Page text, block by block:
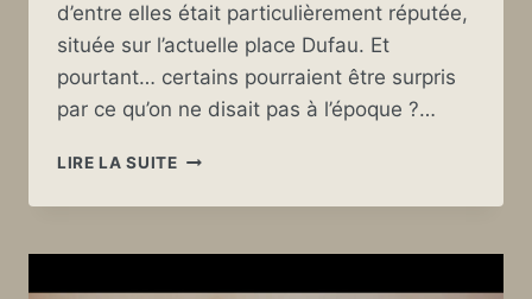
d’entre elles était particulièrement réputée,
située sur l’actuelle place Dufau. Et
pourtant… certains pourraient être surpris
par ce qu’on ne disait pas à l’époque ?…
LIRE LA SUITELA
DE
PLAGE